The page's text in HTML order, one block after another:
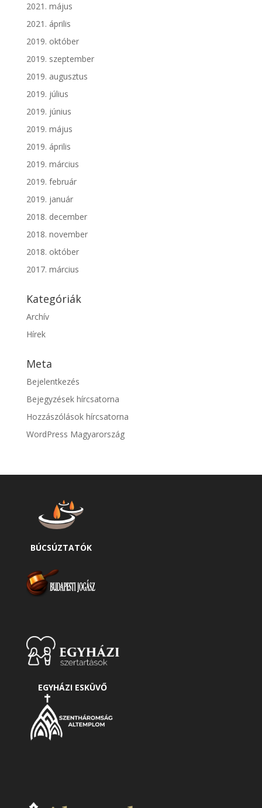
2021. május
2021. április
2019. október
2019. szeptember
2019. augusztus
2019. július
2019. június
2019. május
2019. április
2019. március
2019. február
2019. január
2018. december
2018. november
2018. október
2017. március
Kategóriák
Archív
Hírek
Meta
Bejelentkezés
Bejegyzések hírcsatorna
Hozzászólások hírcsatorna
WordPress Magyarország
BÚCSÚZTATÓK
EGYHÁZI ESKÜVŐ